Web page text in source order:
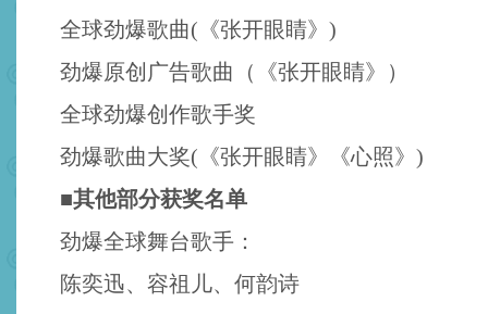
全球劲爆歌曲(《张开眼睛》)
劲爆原创广告歌曲（《张开眼睛》）
全球劲爆创作歌手奖
劲爆歌曲大奖(《张开眼睛》《心照》)
■其他部分获奖名单
劲爆全球舞台歌手：
陈奕迅、容祖儿、何韵诗